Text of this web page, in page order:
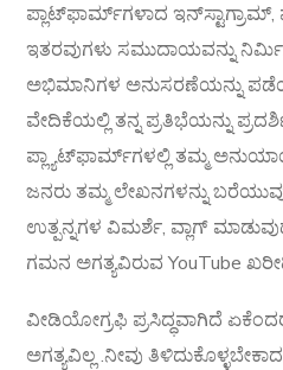
ಪ್ಲಾಟ್‌ಫಾರ್ಮ್‌ಗಳಾದ ಇನ್‌ಸ್ಟಾಗ್ರಾಮ್,
ಇತರವುಗಳು ಸಮುದಾಯವನ್ನು
ಅಭಿಮಾನಿಗಳ ಅನುಸರಣೆಯನ್ನು
ವೇದಿಕೆಯಲ್ಲಿ ತನ್ನ ಪ್ರತಿಭೆಯನ್ನು
ಪ್ಲ್ಯಾಟ್‌ಫಾರ್ಮ್‌ಗಳಲ್ಲಿ ತಮ್ಮ
ಜನರು ತಮ್ಮ ಲೇಖನಗಳನ್ನು
ಉತ್ಪನ್ನಗಳ ವಿಮರ್ಶೆ, ವ್ಲಾಗ್
ಗಮನ ಅಗತ್ಯವಿರುವ YouTube
ವೀಡಿಯೋಗ್ರಫಿ ಪ್ರಸಿದ್ಧವಾಗಿದೆ
ಅಗತ್ಯವಿಲ್ಲ .ನೀವು